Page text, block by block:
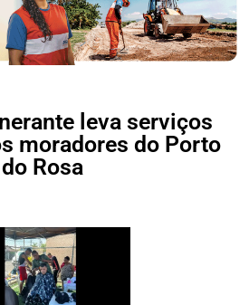
leva serviços
moradores do Porto
do Rosa